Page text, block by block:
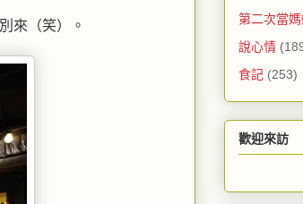
來（笑）。
第二次當
說心情
食記 (253)
歡迎來訪